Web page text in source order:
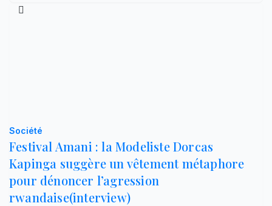
Société
Festival Amani : la Modeliste Dorcas
Kapinga suggère un vêtement métaphore
pour dénoncer l’agression
rwandaise(interview)